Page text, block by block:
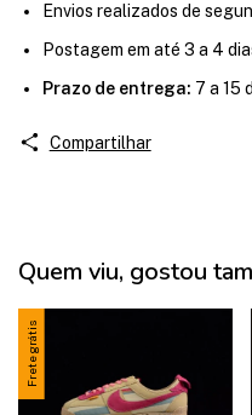
Envios realizados de
Postagem em até 3 a 4
Prazo de entrega: 7 a 15
Compartilhar
Quem viu, gostou
Frete grátis